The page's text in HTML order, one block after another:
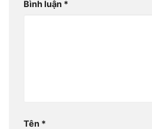
Bình luận *
Tên *